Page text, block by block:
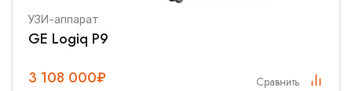
УЗИ-аппарат
GE Logiq P9
3 108 000₽ Сравнить